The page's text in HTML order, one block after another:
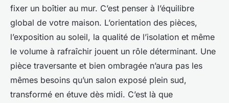
fixer un boîtier au mur. C’est penser à l’équilibre
global de votre maison. L’orientation des pièces,
l’exposition au soleil, la qualité de l’isolation et même
le volume à rafraîchir jouent un rôle déterminant. Une
pièce traversante et bien ombragée n’aura pas les
mêmes besoins qu’un salon exposé plein sud,
transformé en étuve dès midi. C’est là que